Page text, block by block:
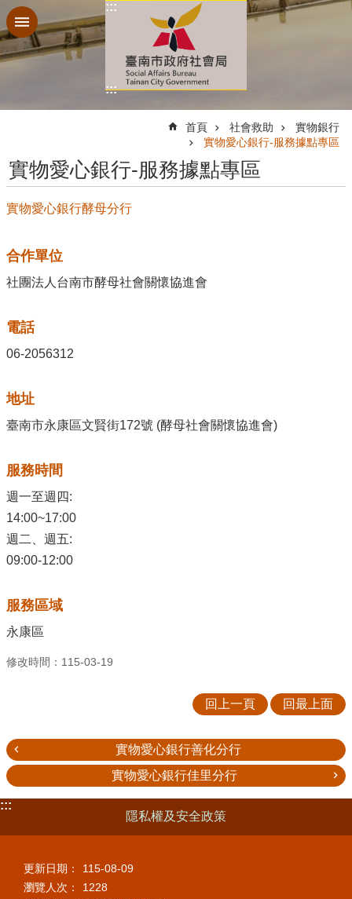
跳到主要內容區塊
:::
:::
首頁 社會救助
實物銀行
實物愛心銀行-服務據點專區
實物愛心銀行-服務據點專區
實物愛心銀行酵母分行
合作單位
社團法人台南市酵母社會關懷協進會
電話
06-2056312
地址
臺南市永康區文賢街172號 (酵母社會關懷協進會)
服務時間
週一至週四:
14:00~17:00
週二、週五:
09:00-12:00
服務區域
永康區
修改時間：115-03-19
回上一頁 回最上面
實物愛心銀行善化分行
實物愛心銀行佳里分行
:::
隱私權及安全政策
更新日期：
115-08-09
瀏覽人次：
1228